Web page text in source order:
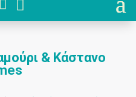
 
& Κάστανο